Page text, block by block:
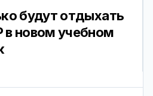
будут отдыхать
в новом учебном